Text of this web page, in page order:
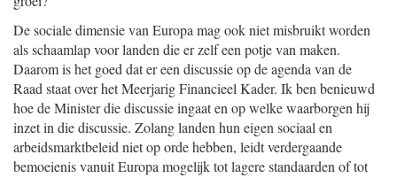
De sociale dimensie van Europa mag ook niet misbruikt worden
als schaamlap voor landen die er zelf een potje van maken.
Daarom is het goed dat er een discussie op de agenda van de
Raad staat over het Meerjarig Financieel Kader. Ik ben benieuwd
hoe de Minister die discussie ingaat en op welke waarborgen hij
inzet in die discussie. Zolang landen hun eigen sociaal en
arbeidsmarktbeleid niet op orde hebben, leidt verdergaande
bemoeienis vanuit Europa mogelijk tot lagere standaarden of tot